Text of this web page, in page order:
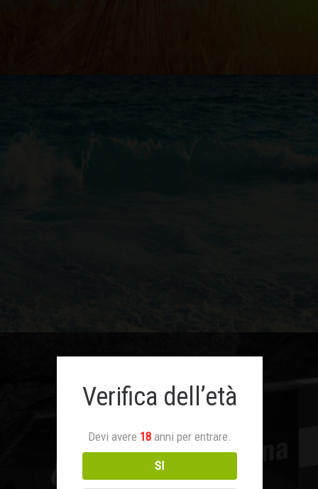
Verifica dell’età
Devi avere 18 anni per entrare.
SI